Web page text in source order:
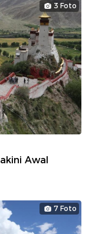
3 Foto
Awal
7 Foto